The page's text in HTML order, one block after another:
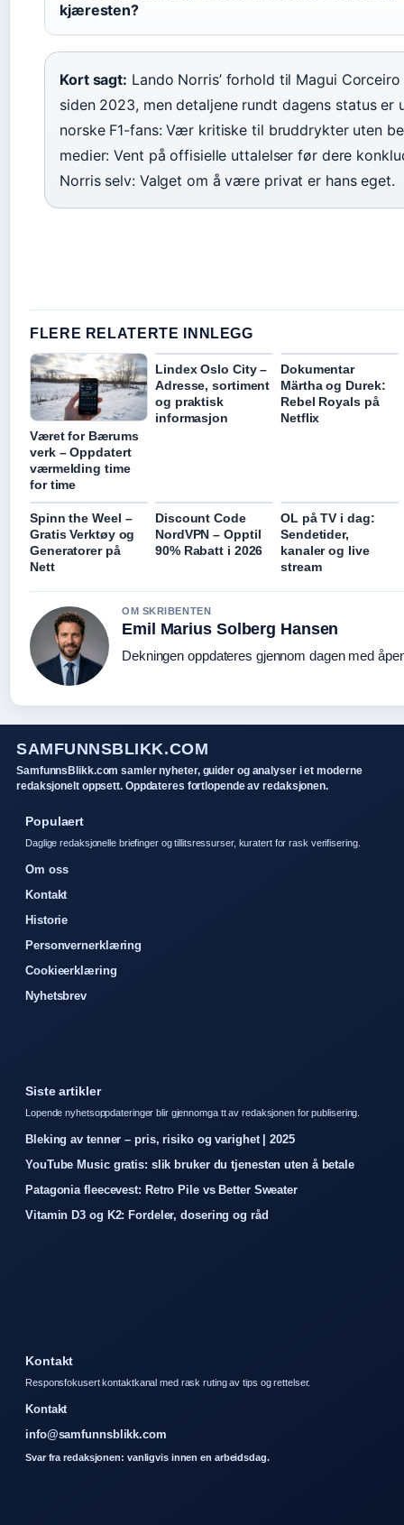
kjæresten?
Kort sagt: Lando Norris’ forhold til Magui
siden 2023, men detaljene rundt dagens status er
norske F1-fans: Vær kritiske til bruddrykter uten
medier: Vent på offisielle uttalelser før dere
Norris selv: Valget om å være privat er hans eget.
FLERE RELATERTE INNLEGG
Været for Bærums
verk – Oppdatert
værmelding time
for time
Lindex Oslo City –
Adresse, sortiment
og praktisk
informasjon
Dokumentar
Märtha og Durek:
Rebel Royals på
Netflix
Spinn the Weel –
Gratis Verktøy og
Generatorer på
Nett
Discount Code
NordVPN – Opptil
90% Rabatt i 2026
OL på TV i dag:
Sendetider,
kanaler og live
stream
OM SKRIBENTEN
Emil Marius Solberg Hansen
Dekningen oppdateres gjennom dagen med
SAMFUNNSBLIKK.COM
SamfunnsBlikk.com samler nyheter, guider og analyser i et moderne
redaksjonelt oppsett. Oppdateres fortlopende av redaksjonen.
Populaert
Daglige redaksjonelle briefinger og tillitsressurser, kuratert for rask verifisering.
Om oss
Kontakt
Historie
Personvernerklæring
Cookieerklæring
Nyhetsbrev
Siste artikler
Lopende nyhetsoppdateringer blir gjennomga tt av redaksjonen for publisering.
Bleking av tenner – pris, risiko og varighet | 2025
YouTube Music gratis: slik bruker du tjenesten uten å betale
Patagonia fleecevest: Retro Pile vs Better Sweater
Vitamin D3 og K2: Fordeler, dosering og råd
Kontakt
Responsfokusert kontaktkanal med rask ruting av tips og rettelser.
Kontakt
info@samfunnsblikk.com
Svar fra redaksjonen: vanligvis innen en arbeidsdag.